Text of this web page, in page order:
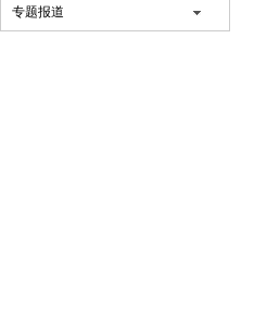
专题报道